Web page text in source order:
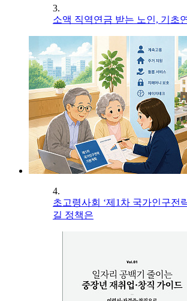
3.
소액 직역연금 받는 노인, 기초
4.
초고령사회 ‘제1차 국가인구전
길 정책은